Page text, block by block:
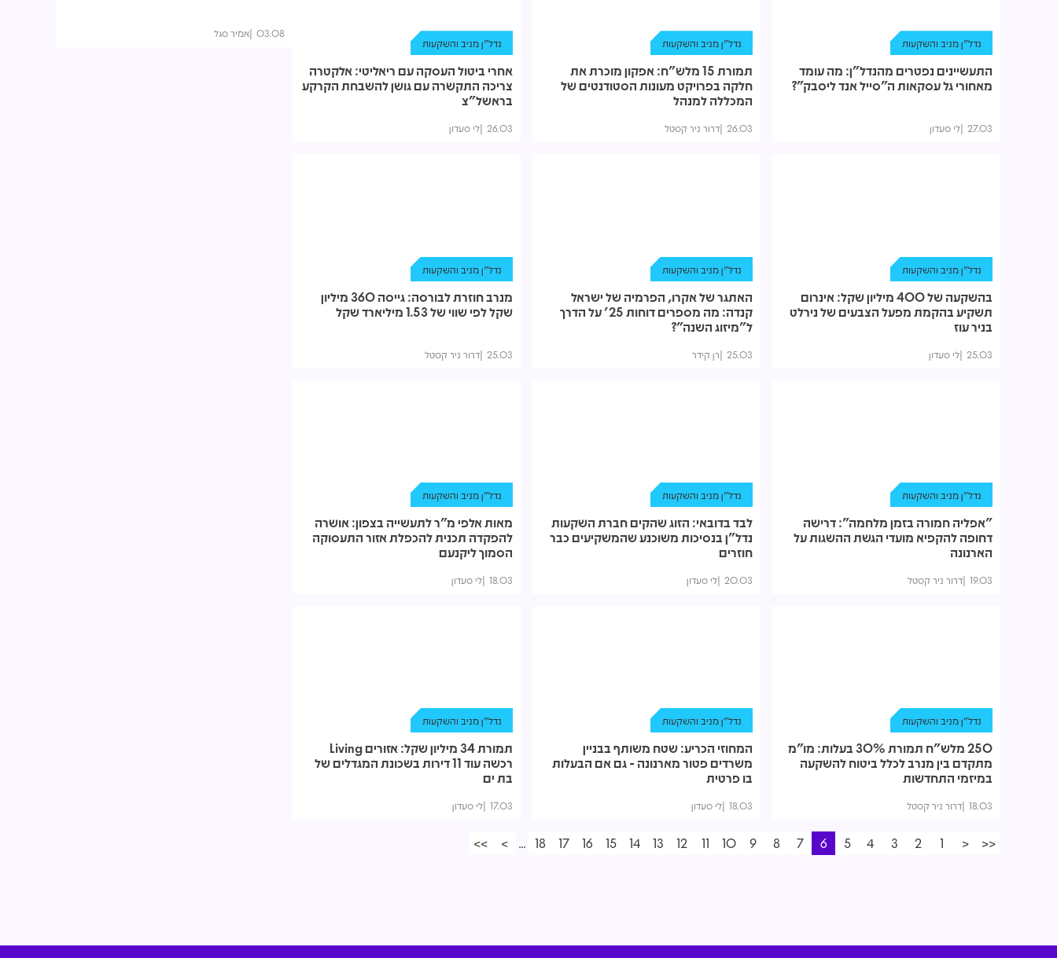
נדל"ן מניב והשקעות
התעשיינים נפטרים מהנדל"ן: מה עומד
מאחורי גל עסקאות ה"סייל אנד ליסבק"?
27.03 לי סעדון
נדל"ן מניב והשקעות
תמורת 15 מלש"ח: אפקון מוכרת את
חלקה בפרויקט מעונות הסטודנטים של
המכללה למנהל
26.03 דרור ניר קסטל
נדל"ן מניב והשקעות
אחרי ביטול העסקה עם ריאליטי: אלקטרה
צריכה התקשרה עם גושן להשבחת הקרקע
בראשל"צ
26.03 לי סעדון
נדל"ן מניב והשקעות
בהשקעה של 400 מיליון שקל: אינרום
תשקיע בהקמת מפעל הצבעים של נירלט
בניר עוז
25.03 לי סעדון
נדל"ן מניב והשקעות
האתגר של אקרו, הפרמיה של ישראל
קנדה: מה מספרים דוחות 25' על הדרך
ל"מיזוג השנה"?
25.03 רן קידר
נדל"ן מניב והשקעות
מנרב חוזרת לבורסה: גייסה 360 מיליון
שקל לפי שווי של 1.53 מיליארד שקל
25.03 דרור ניר קסטל
נדל"ן מניב והשקעות
"אפליה חמורה בזמן מלחמה": דרישה
דחופה להקפיא מועדי הגשת ההשגות על
הארנונה
19.03 דרור ניר קסטל
נדל"ן מניב והשקעות
לבד בדובאי: הזוג שהקים חברת השקעות
נדל"ן בנסיכות משוכנע שהמשקיעים כבר
חוזרים
20.03 לי סעדון
נדל"ן מניב והשקעות
מאות אלפי מ"ר לתעשייה בצפון: אושרה
להפקדה תכנית להכפלת אזור התעסוקה
הסמוך ליקנעם
18.03 לי סעדון
נדל"ן מניב והשקעות
250 מלש"ח תמורת 30% בעלות: מו"מ
מתקדם בין מנרב לכלל ביטוח להשקעה
במיזמי התחדשות
18.03 דרור ניר קסטל
נדל"ן מניב והשקעות
המחוזי הכריע: שטח משותף בבניין
משרדים פטור מארנונה - גם אם הבעלות
בו פרטית
18.03 לי סעדון
נדל"ן מניב והשקעות
תמורת 34 מיליון שקל: אזורים Living
רכשה עוד 11 דירות בשכונת המגדלים של
בת ים
17.03 לי סעדון
<<
<
1
2
3
4
5
6
7
8
9
10
11
12
13
14
15
16
17
18
...
>
>>
03.08 אמיר סגל